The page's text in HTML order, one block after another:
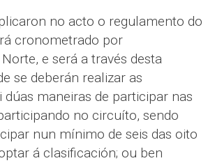
no acto o regulamento do
cronometrado por
e será a través desta
se deberán realizar as
dúas maneiras de participar nas
no circuíto, sendo
nun mínimo de seis das oito
á clasificación; ou ben